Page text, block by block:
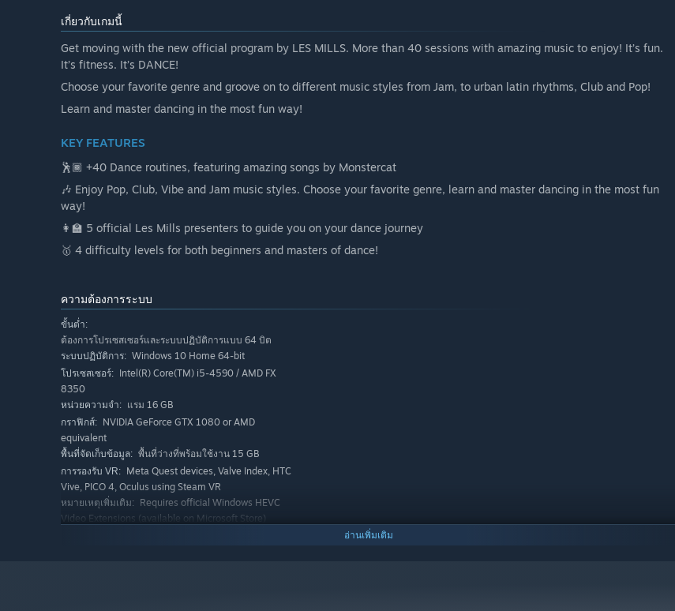
เกี่ยวกับเกมนี้
Get moving with the new official program by LES MILLS. More than 40 sessions with amazing music to enjoy! It’s fun.
It’s fitness. It’s DANCE!
Choose your favorite genre and groove on to different music styles from Jam, to urban latin rhythms, Club and Pop!
Learn and master dancing in the most fun way!
KEY FEATURES
🕺🏾 +40 Dance routines, featuring amazing songs by Monstercat
🎶 Enjoy Pop, Club, Vibe and Jam music styles. Choose your favorite genre, learn and master dancing in the most fun
way!
👩‍🏫 5 official Les Mills presenters to guide you on your dance journey
🥇 4 difficulty levels for both beginners and masters of dance!
ความต้องการระบบ
ขั้นต่ำ:
ต้องการโปรเซสเซอร์และระบบปฏิบัติการแบบ 64 บิต
ระบบปฏิบัติการ: Windows 10 Home 64-bit
โปรเซสเซอร์: Intel(R) Core(TM) i5-4590 / AMD FX
8350
หน่วยความจำ: แรม 16 GB
กราฟิกส์: NVIDIA GeForce GTX 1080 or AMD
equivalent
พื้นที่จัดเก็บข้อมูล: พื้นที่ว่างที่พร้อมใช้งาน 15 GB
การรองรับ VR: Meta Quest devices, Valve Index, HTC
Vive, PICO 4, Oculus using Steam VR
หมายเหตุเพิ่มเติม:
Requires official Windows HEVC
Video Extensions (available on Microsoft Store)
อ่านเพิ่มเติม